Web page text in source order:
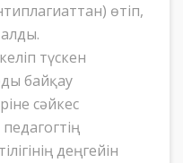
өтіп,
түскен
байқау
сәйкес
деңгейін